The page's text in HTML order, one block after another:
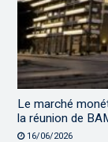
Le marché
la réunion de
16/06/2026